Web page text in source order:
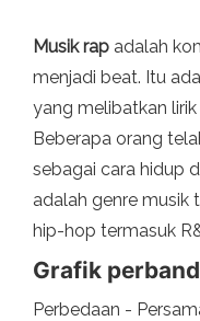
Musik rap adalah
menjadi beat. Itu
yang melibatkan
Beberapa orang
sebagai cara hidup
adalah genre musik
hip-hop termasuk
Grafik
Perbedaan -